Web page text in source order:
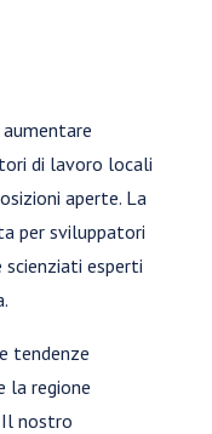
di lavoro locali
aperte. La
per sviluppatori
esperti
tendenze
la regione
Il nostro